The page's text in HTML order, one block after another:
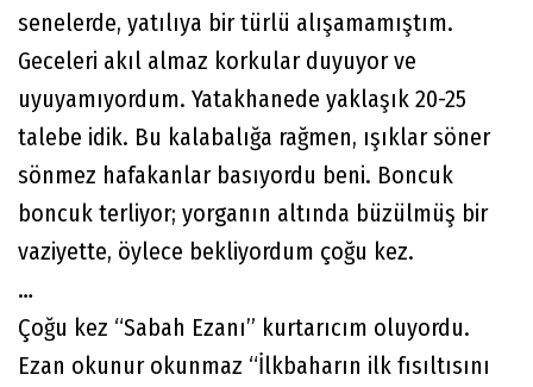
senelerde, yatılıya bir türlü alışamamıştım.
Geceleri akıl almaz korkular duyuyor ve
uyuyamıyordum. Yatakhanede yaklaşık 20-25
talebe idik. Bu kalabalığa rağmen, ışıklar söner
sönmez hafakanlar basıyordu beni. Boncuk
boncuk terliyor; yorganın altında büzülmüş bir
vaziyette, öylece bekliyordum çoğu kez.
…
Çoğu kez “Sabah Ezanı” kurtarıcım oluyordu.
Ezan okunur okunmaz “İlkbaharın ilk fısıltısını